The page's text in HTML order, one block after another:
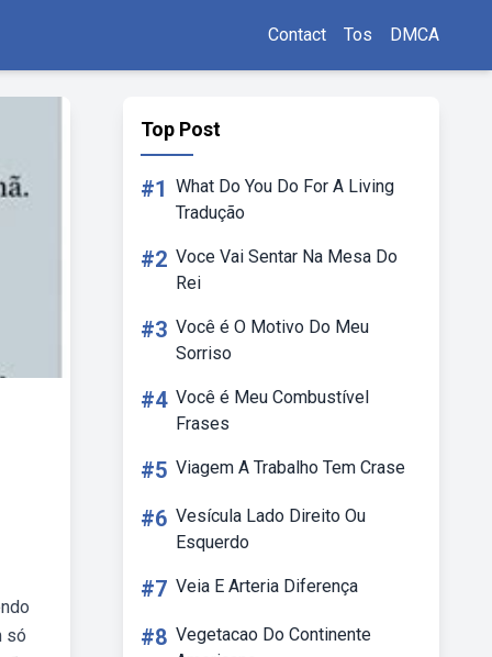
Contact Tos DMCA
só
Top Post
#1 What Do You Do For A Living
Tradução
#2 Voce Vai Sentar Na Mesa Do
Rei
#3 Você é O Motivo Do Meu
Sorriso
#4 Você é Meu Combustível
Frases
#5 Viagem A Trabalho Tem Crase
#6 Vesícula Lado Direito Ou
Esquerdo
#7 Veia E Arteria Diferença
#8 Vegetacao Do Continente